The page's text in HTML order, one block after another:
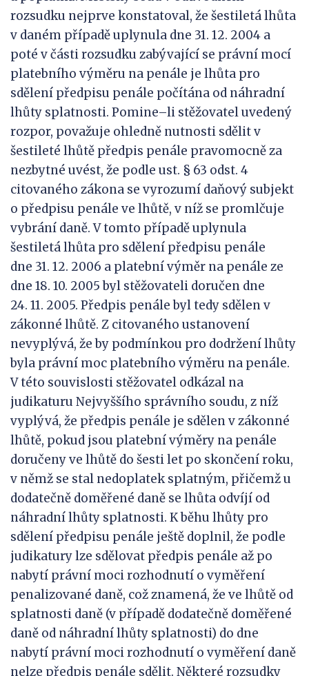
rozsudku nejprve konstatoval, že šestiletá lhůta
v daném případě uplynula dne 31. 12. 2004 a
poté v části rozsudku zabývající se právní mocí
platebního výměru na penále je lhůta pro
sdělení předpisu penále počítána od náhradní
lhůty splatnosti. Pomine–li stěžovatel uvedený
rozpor, považuje ohledně nutnosti sdělit v
šestileté lhůtě předpis penále pravomocně za
nezbytné uvést, že podle ust. § 63 odst. 4
citovaného zákona se vyrozumí daňový subjekt
o předpisu penále ve lhůtě, v níž se promlčuje
vybrání daně. V tomto případě uplynula
šestiletá lhůta pro sdělení předpisu penále
dne 31. 12. 2006 a platební výměr na penále ze
dne 18. 10. 2005 byl stěžovateli doručen dne
24. 11. 2005. Předpis penále byl tedy sdělen v
zákonné lhůtě. Z citovaného ustanovení
nevyplývá, že by podmínkou pro dodržení lhůty
byla právní moc platebního výměru na penále.
V této souvislosti stěžovatel odkázal na
judikaturu Nejvyššího správního soudu, z níž
vyplývá, že předpis penále je sdělen v zákonné
lhůtě, pokud jsou platební výměry na penále
doručeny ve lhůtě do šesti let po skončení roku,
v němž se stal nedoplatek splatným, přičemž u
dodatečně doměřené daně se lhůta odvíjí od
náhradní lhůty splatnosti. K běhu lhůty pro
sdělení předpisu penále ještě doplnil, že podle
judikatury lze sdělovat předpis penále až po
nabytí právní moci rozhodnutí o vyměření
penalizované daně, což znamená, že ve lhůtě od
splatnosti daně (v případě dodatečně doměřené
daně od náhradní lhůty splatnosti) do dne
nabytí právní moci rozhodnutí o vyměření daně
nelze předpis penále sdělit. Některé rozsudky